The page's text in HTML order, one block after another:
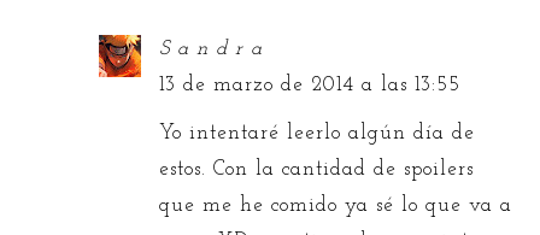
S a n d r a
13 de marzo de 2014 a las 13:55
Yo intentaré leerlo algún día de
estos. Con la cantidad de spoilers
que me he comido ya sé lo que va a